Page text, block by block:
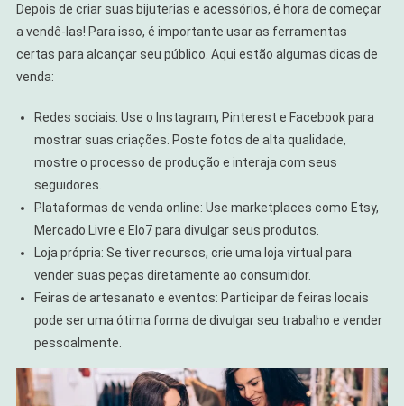
Depois de criar suas bijuterias e acessórios, é hora de começar
a vendê-las! Para isso, é importante usar as ferramentas
certas para alcançar seu público. Aqui estão algumas dicas de
venda:
Redes sociais: Use o Instagram, Pinterest e Facebook para
mostrar suas criações. Poste fotos de alta qualidade,
mostre o processo de produção e interaja com seus
seguidores.
Plataformas de venda online: Use marketplaces como Etsy,
Mercado Livre e Elo7 para divulgar seus produtos.
Loja própria: Se tiver recursos, crie uma loja virtual para
vender suas peças diretamente ao consumidor.
Feiras de artesanato e eventos: Participar de feiras locais
pode ser uma ótima forma de divulgar seu trabalho e vender
pessoalmente.